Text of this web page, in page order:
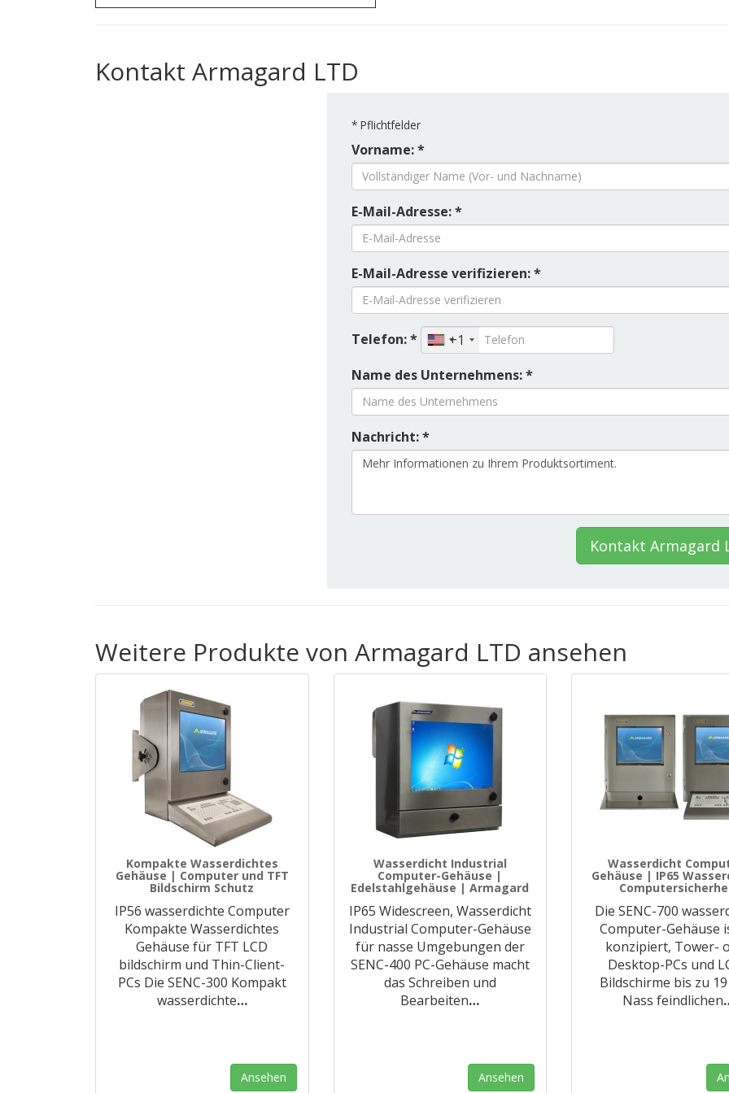
Kontakt Armagard LTD
* Pflichtfelder
Vorname: *
E-Mail-Adresse: *
E-Mail-Adresse verifizieren: *
Telefon: *
+1
Name des Unternehmens: *
Nachricht: *
Kontakt Armagard
Weitere Produkte von Armagard LTD ansehen
Kompakte Wasserdichtes
Gehäuse | Computer und TFT
Bildschirm Schutz
IP56 wasserdichte Computer
Kompakte Wasserdichtes
Gehäuse für TFT LCD
bildschirm und Thin-Client-
PCs Die SENC-300 Kompakt
wasserdichte…
Ansehen
Wasserdicht Industrial
Computer-Gehäuse |
Edelstahlgehäuse | Armagard
IP65 Widescreen, Wasserdicht
Industrial Computer-Gehäuse
für nasse Umgebungen der
SENC-400 PC-Gehäuse macht
das Schreiben und
Bearbeiten…
Ansehen
Wasserdicht
Gehäuse | IP65
Die SENC-700
Computer-Gehäuse
konzipiert, Tower-
Desktop-PCs und
Bildschirme bis zu
Nass feindlichen